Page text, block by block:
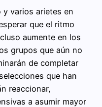
varios arietes en
que el ritmo
aumente en los
grupos que aún no
de completar
que han
reaccionar,
a asumir mayor